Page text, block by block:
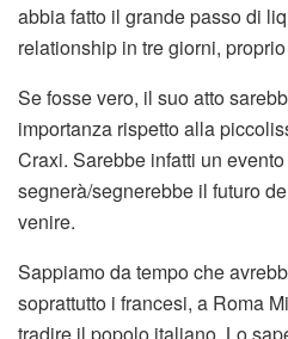
abbia fatto il grande passo di
relationship in tre giorni,
Se fosse vero, il suo atto
importanza rispetto alla
Craxi. Sarebbe infatti un
segnerà/segnerebbe il futuro
venire.
Sappiamo da tempo che
soprattutto i francesi, a Roma
tradire il popolo italiano. Lo